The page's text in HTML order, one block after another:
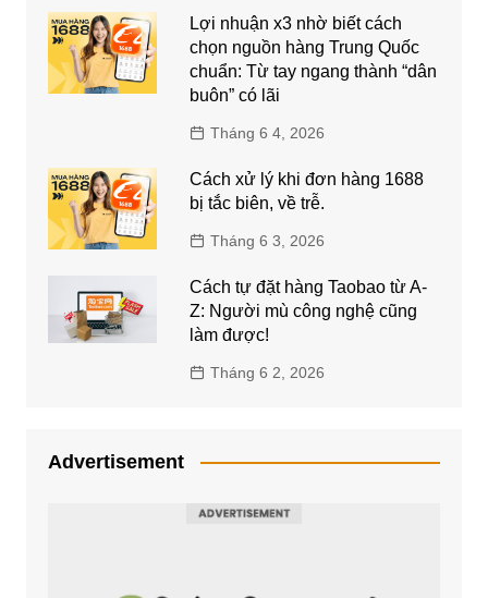
Lợi nhuận x3 nhờ biết cách
chọn nguồn hàng Trung Quốc
chuẩn: Từ tay ngang thành “dân
buôn” có lãi
Tháng 6 4, 2026
Cách xử lý khi đơn hàng 1688
bị tắc biên, về trễ.
Tháng 6 3, 2026
Cách tự đặt hàng Taobao từ A-
Z: Người mù công nghệ cũng
làm được!
Tháng 6 2, 2026
Advertisement